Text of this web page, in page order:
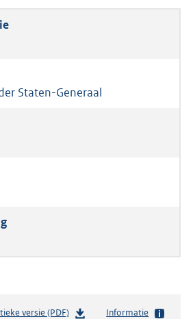
Staten-Generaal
versie (PDF)b
Informatie